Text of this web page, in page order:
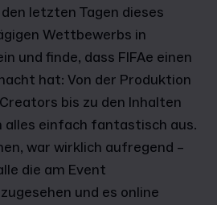
letzten Tagen dieses
Wettbewerbs in
und finde, dass FIFAe einen
hat: Von der Produktion
bis zu den Inhalten
alles einfach fantastisch aus.
war wirklich aufregend –
die am Event
und es online